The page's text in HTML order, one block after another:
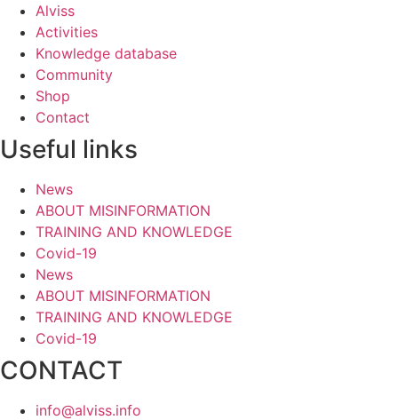
Alviss
Activities
Knowledge database
Community
Shop
Contact
Useful links
News
ABOUT MISINFORMATION
TRAINING AND KNOWLEDGE
Covid-19
News
ABOUT MISINFORMATION
TRAINING AND KNOWLEDGE
Covid-19
CONTACT
info@alviss.info